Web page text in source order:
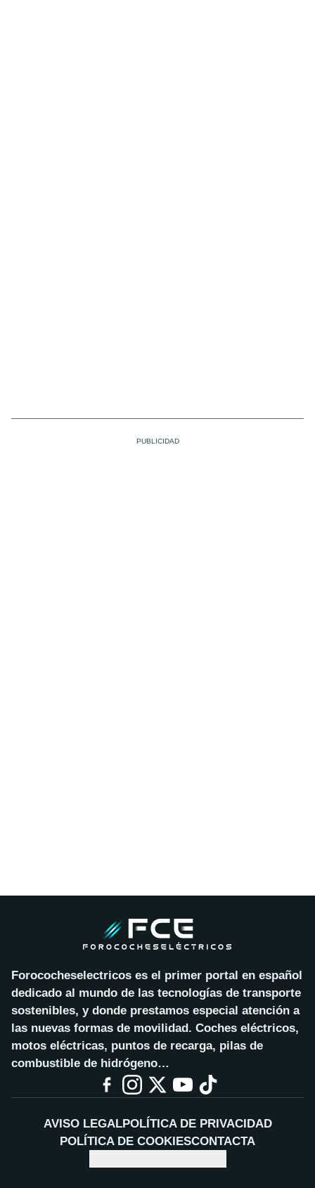
Forococheselectricos es el primer portal en español
dedicado al mundo de las tecnologías de transporte
sostenibles, y donde prestamos especial atención a
las nuevas formas de movilidad. Coches eléctricos,
motos eléctricas, puntos de recarga, pilas de
combustible de hidrógeno…
AVISO LEGALPOLÍTICA DE PRIVACIDAD
POLÍTICA DE COOKIESCONTACTA